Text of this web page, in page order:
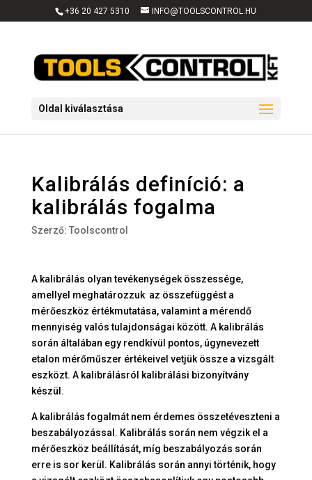
+36 20 427 5310 INFO@TOOLSCONTROL.HU
Oldal kiválasztása
Kalibrálás definíció: a
kalibrálás fogalma
Szerző: Toolscontrol
A kalibrálás olyan tevékenységek összessége,
amellyel meghatározzuk az összefüggést a
mérőeszköz értékmutatása, valamint a mérendő
mennyiség valós tulajdonságai között. A kalibrálás
során általában egy rendkívül pontos, úgynevezett
etalon mérőműszer értékeivel vetjük össze a vizsgált
eszközt. A kalibrálásról kalibrálási bizonyítvány
készül.
A kalibrálás fogalmát nem érdemes összetéveszteni a
beszabályozással. Kalibrálás során nem végzik el a
mérőeszköz beállítását, míg beszabályozás során
erre is sor kerül. Kalibrálás során annyi történik, hogy